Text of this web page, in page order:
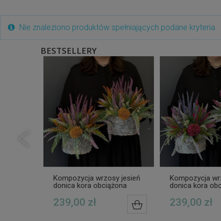
Nie znaleziono produktów spełniających podane kryteria.
BESTSELLERY
DO KOSZYKA
Kompozycja wrzosy jesień
donica kora obciążona
239,00 zł DO KOSZYKA
Kompozycja
donica kora
239,00 zł